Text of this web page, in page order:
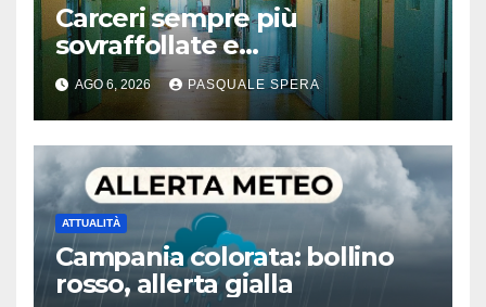
Carceri sempre più
sovraffollate e
problematiche
AGO 6, 2026 PASQUALE SPERA
ATTUALITÀ
Campania colorata: bollino
rosso, allerta gialla